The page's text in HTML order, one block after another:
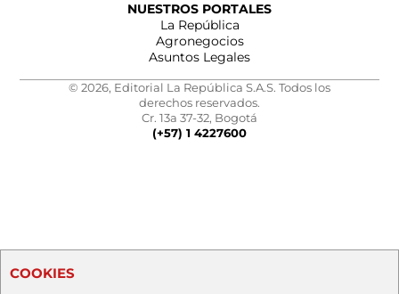
NUESTROS PORTALES
La República
Agronegocios
Asuntos Legales
© 2026, Editorial La República S.A.S. Todos los
derechos reservados.
Cr. 13a 37-32, Bogotá
(+57) 1 4227600
COOKIES